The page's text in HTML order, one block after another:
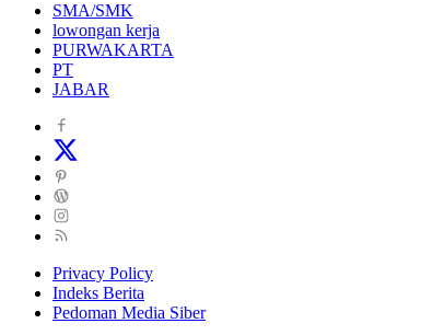
SMA/SMK
lowongan kerja
PURWAKARTA
PT
JABAR
Privacy Policy
Indeks Berita
Pedoman Media Siber